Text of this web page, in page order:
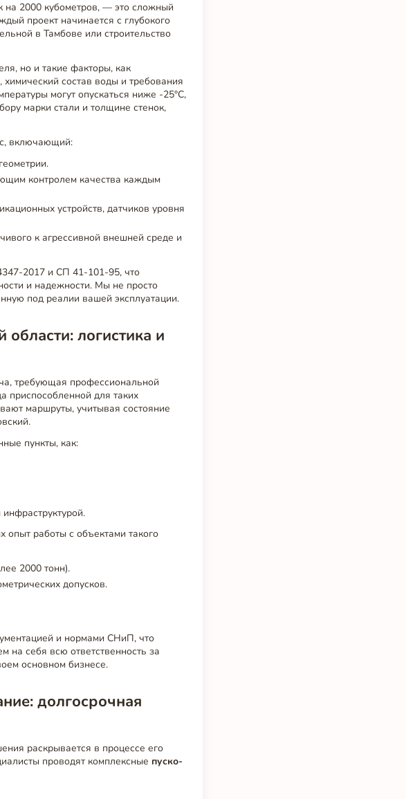
на 2000 кубометров, — это сложный
проект начинается с глубокого
в Тамбове или строительство
но и такие факторы, как
химический состав воды и требования
могут опускаться ниже -25°C,
марки стали и толщине стенок,
включающий:
контролем качества каждым
устройств, датчиков уровня
к агрессивной внешней среде и
2017 и СП 41-101-95, что
и надежности. Мы не просто
под реалии вашей эксплуатации.
логистика и
требующая профессиональной
приспособленной для таких
маршруты, учитывая состояние
пункты, как:
работы с объектами такого
2000 тонн).
допусков.
и нормами СНиП, что
себя всю ответственность за
основном бизнесе.
долгосрочная
раскрывается в процессе его
проводят комплексные пуско-